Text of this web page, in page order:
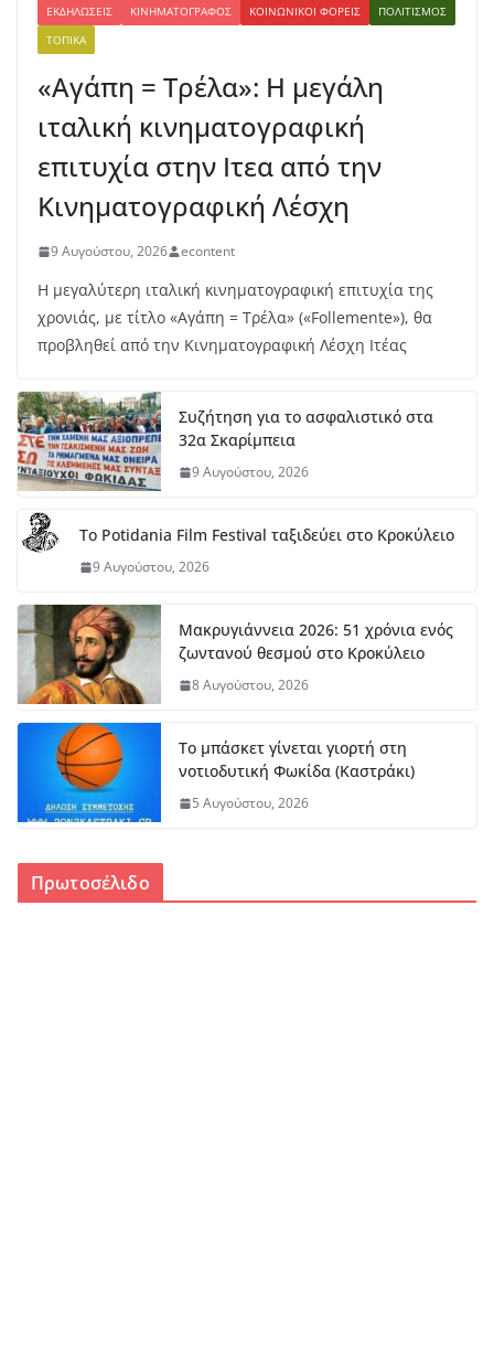
ΕΚΔΗΛΏΣΕΙΣ ΚΙΝΗΜΑΤΟΓΡΆΦΟΣ ΚΟΙΝΩΝΙΚΟΊ ΦΟΡΕΊΣ
ΠΟΛΙΤΙΣΜΌΣ
ΤΟΠΙΚΆ
«Αγάπη = Τρέλα»: Η μεγάλη
ιταλική κινηματογραφική
επιτυχία στην Ιτεα από την
Κινηματογραφική Λέσχη
9 Αυγούστου, 2026 econtent
Η μεγαλύτερη ιταλική κινηματογραφική επιτυχία της
χρονιάς, με τίτλο «Αγάπη = Τρέλα» («Follemente»), θα
προβληθεί από την Κινηματογραφική Λέσχη Ιτέας
Συζήτηση για το ασφαλιστικό στα
32α Σκαρίμπεια
9 Αυγούστου, 2026
Το Potidania Film Festival ταξιδεύει στο Κροκύλειο
9 Αυγούστου, 2026
Μακρυγιάννεια 2026: 51 χρόνια ενός
ζωντανού θεσμού στο Κροκύλειο
8 Αυγούστου, 2026
Το μπάσκετ γίνεται γιορτή στη
νοτιοδυτική Φωκίδα (Καστράκι)
5 Αυγούστου, 2026
Πρωτοσέλιδο